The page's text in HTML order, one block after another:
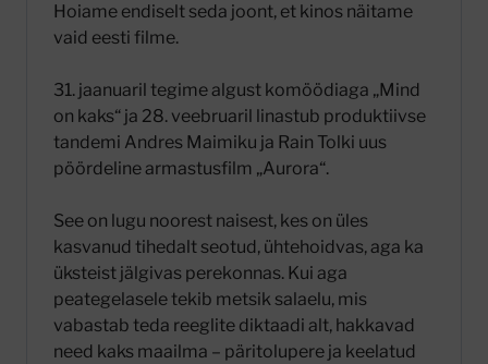
Hoiame endiselt seda joont, et kinos näitame
vaid eesti filme.
31. jaanuaril tegime algust komöödiaga „Mind
on kaks“ ja 28. veebruaril linastub produktiivse
tandemi Andres Maimiku ja Rain Tolki uus
pöördeline armastusfilm „Aurora“.
See on lugu noorest naisest, kes on üles
kasvanud tihedalt seotud, ühtehoidvas, aga ka
üksteist jälgivas perekonnas. Kui aga
peategelasele tekib metsik salaelu, mis
vabastab teda reeglite diktaadi alt, hakkavad
need kaks maailma – päritolupere ja keelatud